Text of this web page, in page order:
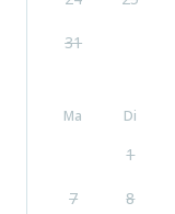
31
Ma Di
1
7 8